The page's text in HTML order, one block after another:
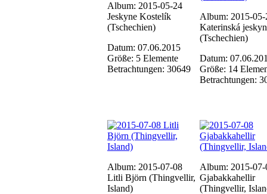
Album: 2015-05-24
Jeskyne Kostelík
(Tschechien)
Datum: 07.06.2015
Größe: 5 Elemente
Betrachtungen: 30649
Album: 2015-05-
Katerinská
(Tschechien)
Datum:
Größe: 14
Betrachtungen:
Album: 2015-07-08
Litli Björn (Thingvellir,
Island)
Album: 2015-07-
Gjabakkahellir
(Thingvellir,